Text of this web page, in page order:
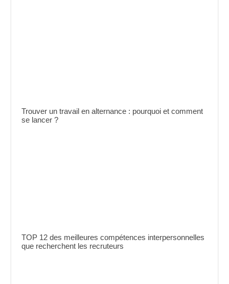
Trouver un travail en alternance : pourquoi et comment
se lancer ?
TOP 12 des meilleures compétences interpersonnelles
que recherchent les recruteurs